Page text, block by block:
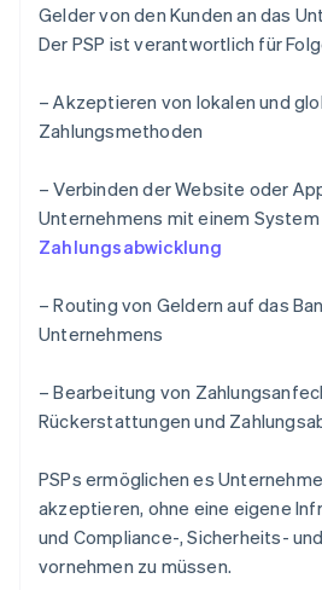
Gelder von den Kunden an das
Der PSP ist verantwortlich für
– Akzeptieren von lokalen und
Zahlungsmethoden
– Verbinden der Website oder
Unternehmens mit einem System
Zahlungsabwicklung
– Routing von Geldern auf das
Unternehmens
– Bearbeitung von
Rückerstattungen und
PSPs ermöglichen es
akzeptieren, ohne eine eigene
und Compliance-, Sicherheits-
vornehmen zu müssen.